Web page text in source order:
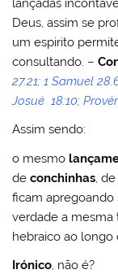
lançadas
Deus, assim se
um espirito
consultando. –
27.21; 1 Samuel
Josué 18:10;
Assim sendo:
o mesmo
deconchinhas,
ficam apregoando
verdade a mesma
hebraico ao
Irónico, não é?